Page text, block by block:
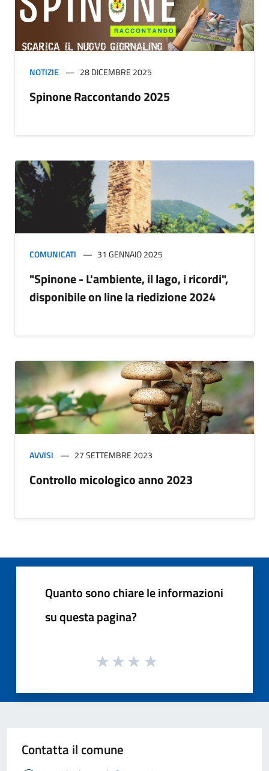
NOTIZIE 28 DICEMBRE 2025
Spinone Raccontando 2025
COMUNICATI 31 GENNAIO 2025
"Spinone - L'ambiente, il lago, i ricordi",
disponibile on line la riedizione 2024
AVVISI 27 SETTEMBRE 2023
Controllo micologico anno 2023
Quanto sono chiare le informazioni
su questa pagina?
Contatta il comune